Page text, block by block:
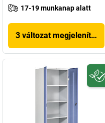
17-19 munkanap alatt
3 változat megjelenítése